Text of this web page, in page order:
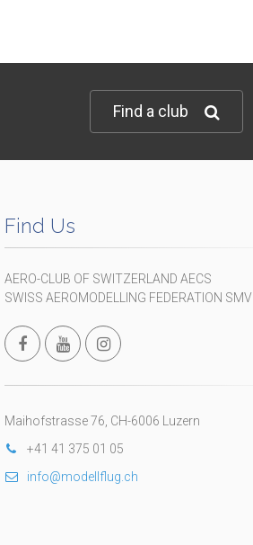
Find a club
Find Us
AERO-CLUB OF SWITZERLAND AECS
SWISS AEROMODELLING FEDERATION SMV
Maihofstrasse 76, CH-6006 Luzern
+41 41 375 01 05
info@modellflug.ch